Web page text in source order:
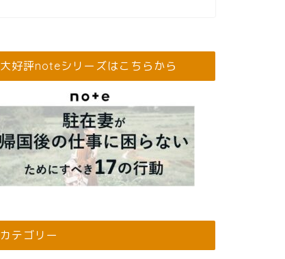
大好評noteシリーズはこちらから
カテゴリー